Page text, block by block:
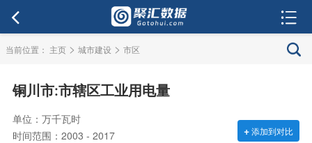
当前位置： 主页 > 城市建设 > 市区
铜川市:市辖区工业用电量
单位：万千瓦时
时间范围：2003 - 2017
+添加到对比